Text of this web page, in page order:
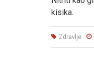
kisika.
Zdravlje